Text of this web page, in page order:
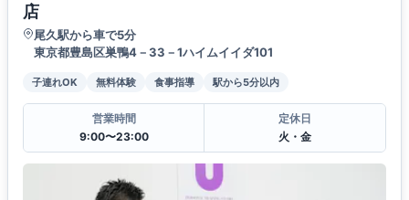
店
尾久駅から車で5分
東京都豊島区巣鴨4－33－1ハイムイイダ101
子連れOK 無料体験 食事指導 駅から5分以内
営業時間
9:00〜23:00
定休日
火・金